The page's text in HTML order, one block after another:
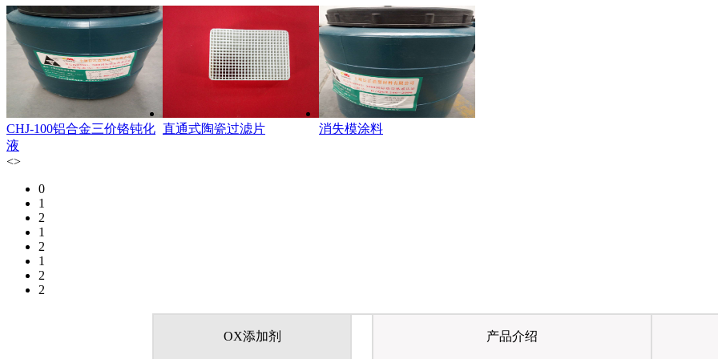
CHJ-100铝合金三价铬钝化
液
直通式陶瓷过滤片 消失模涂料
<>
0
1
2
1
2
1
2
2
OX添加剂 产品介绍